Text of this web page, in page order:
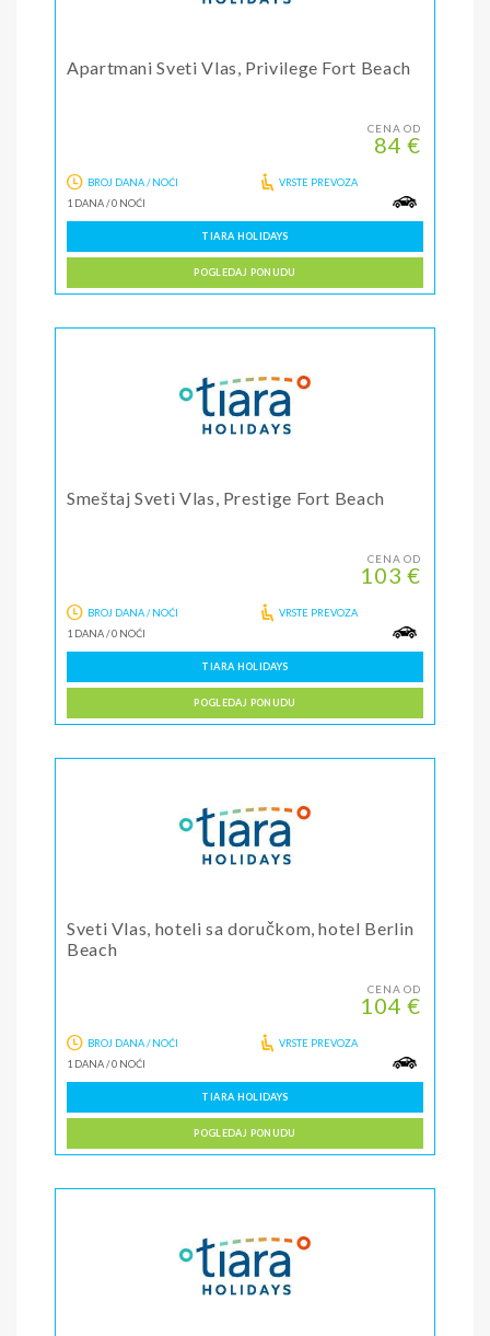
Apartmani Sveti Vlas, Privilege Fort Beach
CENA OD
84 €
BROJ DANA / NOĆI
1 DANA/0 NOĆI
VRSTE PREVOZA
TIARA HOLIDAYS
POGLEDAJ PONUDU
Smeštaj Sveti Vlas, Prestige Fort Beach
CENA OD
103 €
BROJ DANA / NOĆI
1 DANA/0 NOĆI
VRSTE PREVOZA
TIARA HOLIDAYS
POGLEDAJ PONUDU
Sveti Vlas, hoteli sa doručkom, hotel Berlin
Beach
CENA OD
104 €
BROJ DANA / NOĆI
1 DANA/0 NOĆI
VRSTE PREVOZA
TIARA HOLIDAYS
POGLEDAJ PONUDU